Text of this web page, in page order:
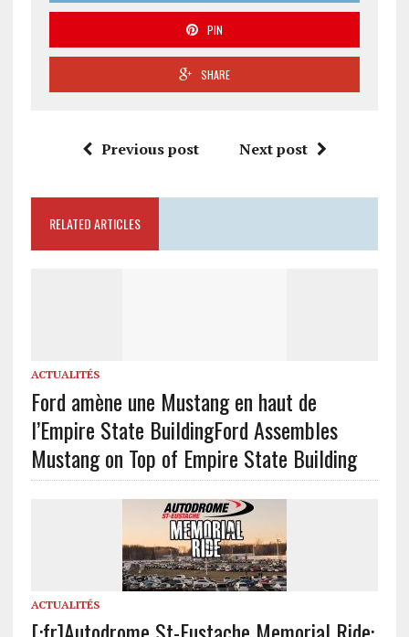
PIN
SHARE
Previous post Next post
RELATED ARTICLES
ACTUALITÉS
Ford amène une Mustang en haut de
l’Empire State BuildingFord Assembles
Mustang on Top of Empire State Building
ACTUALITÉS